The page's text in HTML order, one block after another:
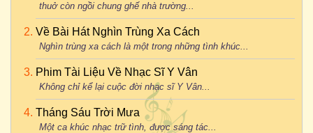
thuở còn ngồi chung ghế nhà trường...
Về Bài Hát Nghìn Trùng Xa Cách
Nghìn trùng xa cách là một trong những tình khúc...
Phim Tài Liệu Về Nhạc Sĩ Y Vân
Không chỉ kể lại cuộc đời nhạc sĩ Y Vân...
Tháng Sáu Trời Mưa
Một ca khúc nhạc trữ tình, được sáng tác...